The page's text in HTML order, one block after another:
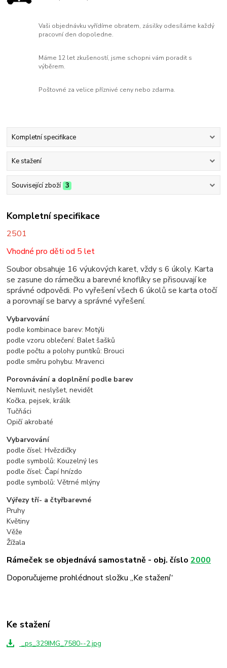
Vaši objednávku vyřídíme obratem, zásilky odesíláme každý
pracovní den dopoledne.
Máme 12 let zkušeností, jsme schopni vám poradit s
výběrem.
Poštovné za velice příznivé ceny nebo zdarma.
Kompletní specifikace
Ke stažení
Související zboží 3
Kompletní specifikace
2501
Vhodné pro děti od 5 let
Soubor obsahuje 16 výukových karet, vždy s 6 úkoly. Karta
se zasune do rámečku a barevné knoflíky se přisouvají ke
správné odpovědi. Po vyřešení všech 6 úkolů se karta otočí
a porovnají se barvy a správné vyřešení.
Vybarvování
podle kombinace barev: Motýli
podle vzoru oblečení: Balet šašků
podle počtu a polohy puntíků: Brouci
podle směru pohybu: Mravenci
Porovnávání a doplnění podle barev
Nemluvit, neslyšet, nevidět
Kočka, pejsek, králík
Tučňáci
Opičí akrobaté
Vybarvování
podle čísel: Hvězdičky
podle symbolů: Kouzelný les
podle čísel: Čapí hnízdo
podle symbolů: Větrné mlýny
Výřezy tří- a čtyřbarevné
Pruhy
Květiny
Věže
Žížala
Rámeček se objednává samostatně - obj. číslo2000
Doporučujeme prohlédnout složku „Ke stažení“
Ke stažení
_ps_329IMG_7580--2.jpg